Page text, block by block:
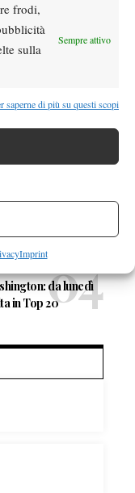
frodi,
sulla
Sempre attivo
saperne di più su questi scopi
Imprint
“Ora è il
classe 2005 in
da lunedì
in Top 20